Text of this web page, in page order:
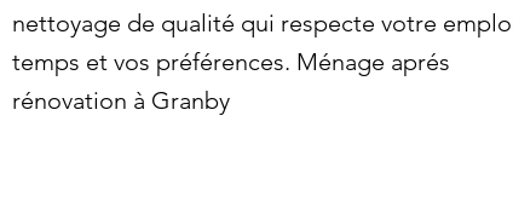
nettoyage de qualité qui respecte votre
temps et vos préférences. Ménage aprés
rénovation à Granby